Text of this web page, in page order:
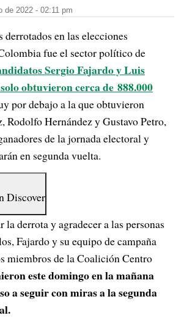
de 2022 - 02:11 pm
derrotados en las elecciones
fue el sector político de
Sergio Fajardo y Luis
obtuvieron cerca de 888.000
por debajo a la que obtuvieron
Rodolfo Hernández y Gustavo Petro,
de la jornada electoral y
en segunda vuelta.
Discover
la derrota y agradecer a las personas
Fajardo y su equipo de campaña
miembros de la Coalición Centro
este domingo en la mañana
a seguir con miras a la segunda